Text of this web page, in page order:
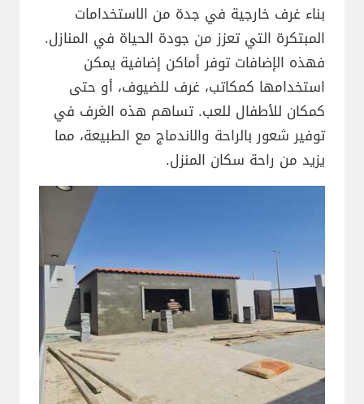
بناء غرف خارجية في جدة من الاستخدامات
المبتكرة التي تعزز من جودة الحياة في المنازل.
فهذه الإضافات توفر أماكن إضافية يمكن
استخدامها كمكاتب، غرف للضيوف، أو حتى
كمكان للأطفال للعب. تساهم هذه الغرف في
توفير شعور بالراحة والاندماج مع الطبيعة، مما
يزيد من راحة سكان المنزل.